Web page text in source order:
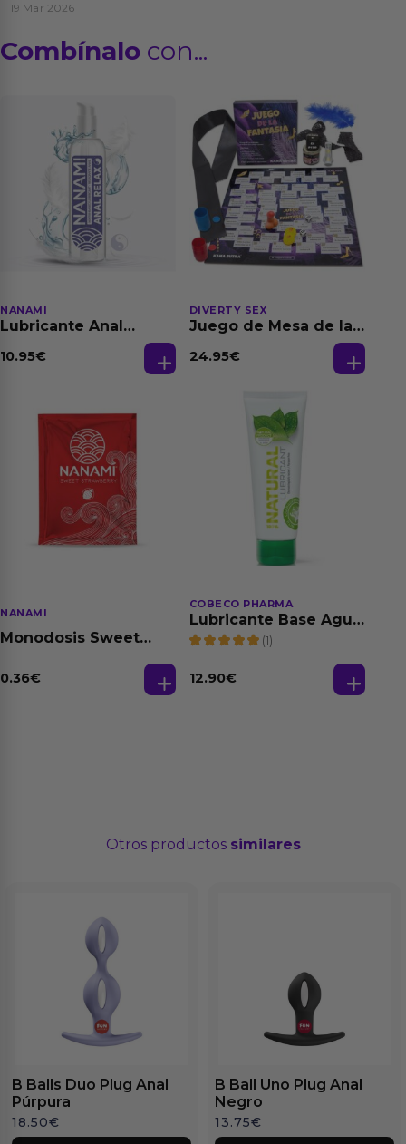
19 Mar 2026
Combínalo con...
NANAMI
Lubricante Anal
Dilatación Base Agua
10.95€
DIVERTY SEX
Juego de Mesa de las
24.95€
NANAMI
Monodosis Sweet
0.36€
COBECO PHARMA
Lubricante Base Agua
100% Natural 125 ml
(1)
12.90€
Otros productos similares
B Balls Duo Plug Anal
Púrpura
18.50€
B Ball Uno Plug Anal
Negro
13.75€